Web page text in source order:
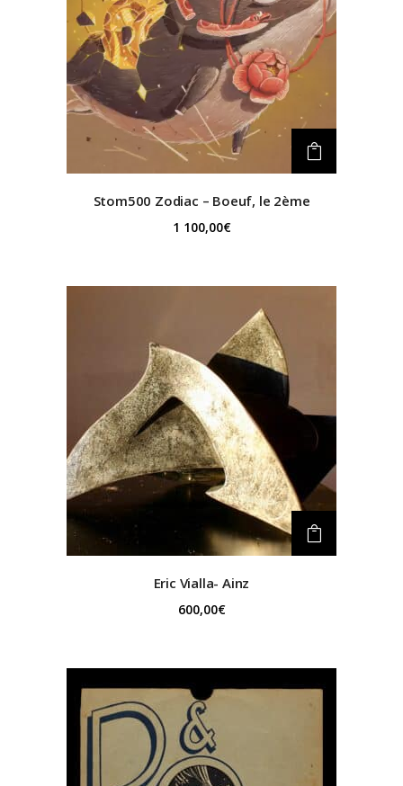
Stom500 Zodiac – Boeuf, le 2ème
1 100,00€
Eric Vialla- Ainz
600,00€